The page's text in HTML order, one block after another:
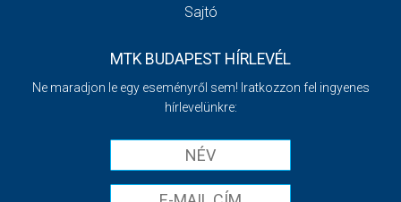
Sajtó
MTK BUDAPEST HÍRLEVÉL
Ne maradjon le egy eseményről sem! Iratkozzon fel ingyenes
hírlevelünkre: